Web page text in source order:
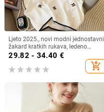
Ljeto 2025., novi modni jednostavni
žakard kratkih rukava, ledeno
svileni džemper, korejski, široki,
29.82 - 34.40 €
add_shopping_cart